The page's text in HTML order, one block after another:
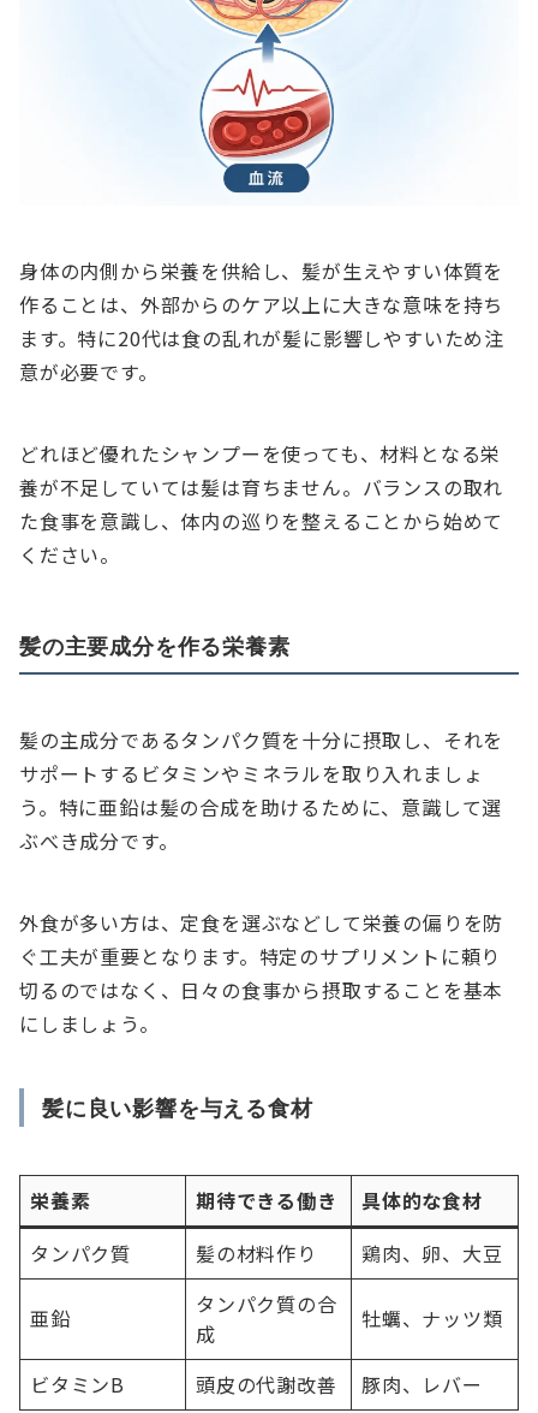
身体の内側から栄養を供給し、髪が生えやすい体質を
作ることは、外部からのケア以上に大きな意味を持ち
ます。特に20代は食の乱れが髪に影響しやすいため注
意が必要です。
どれほど優れたシャンプーを使っても、材料となる栄
養が不足していては髪は育ちません。バランスの取れ
た食事を意識し、体内の巡りを整えることから始めて
ください。
髪の主要成分を作る栄養素
髪の主成分であるタンパク質を十分に摂取し、それを
サポートするビタミンやミネラルを取り入れましょ
う。特に亜鉛は髪の合成を助けるために、意識して選
ぶべき成分です。
外食が多い方は、定食を選ぶなどして栄養の偏りを防
ぐ工夫が重要となります。特定のサプリメントに頼り
切るのではなく、日々の食事から摂取することを基本
にしましょう。
髪に良い影響を与える食材
栄養素 期待できる働き
具体的な食材
タンパク質
髪の材料作り 鶏肉、卵、大豆
亜鉛
タンパク質の合
成
牡蠣、ナッツ類
ビタミンB 頭皮の代謝改善 豚肉、レバー